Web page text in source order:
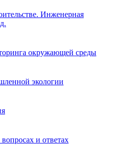
Инженерная
окружающей среды
экологии
и ответах